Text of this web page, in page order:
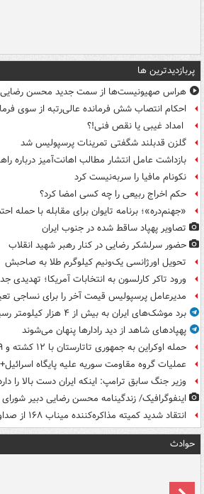
پربازدیدترین ها
هراس صهیونیست‌ها از سمت جدید محسن رضایی
احکام انتصاب شش فرمانده عالی‌رتبه از سوی
امداد غیبی یا نقص فنی!؟
گلزن قدبلند شگفتی تمرینات پرسپولیس شد
بازداشت عامل انتشار مطالب اهانت‌آمیز درباره
نکونام مافیا را سربه‌نیست کرد
حکم اخراج ربیعی را چه کسی امضا کرد؟
«جهنم‌دره»؛ برنامه تایوان برای مقابله با حمله
تصاویر پهپاد ساقط شده در جنوب ایران
حضور سرلشکر رضایی در کنار رهبر شهید انقلاب
تحویل اورژانسی یک‌ونیم کیلوگرم طلا به صاحبش
ورود تاکر کارلسون به انتخابات آمریکا؛ تهدیدی
مدیرعامل پرسپولیس قیمت آخر را برای نساجی
برد موشک‌های ایران به بیش از ۴ هزار کیلومتر رسیده!
پهپادهای شاهد از دید رادارها پنهان می‌شوند
حمله اوکراین به جمهوری تاتارستان با ۱۲ کشته و ۳۹ زخمی
عملیات گروه مقاومت سوریه علیه پایگاه
وزیر جنگ سابق ترامپ: اینکه ایران دست بالا را
اینفوگرافیک/ زندگینامه محسن رضایی دبیر
انتقاد شدید کمیته مذاکره‌کننده میناب ۱۶۸ از صداوسیما
حوادث